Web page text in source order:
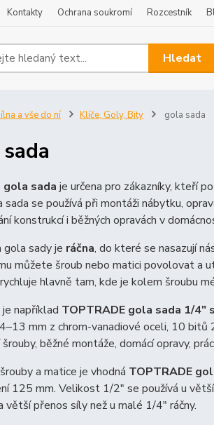
Kontakty Ochrana soukromí Rozcestník
Hledat
a vše do ní Klíče, Goly, Bity gola sada
gola sada je určena pro zákazníky, kteří
sada se používá při montáži nábytku,
konstrukcí i běžných opravách v
gola sady je ráčna, do které se nasazují
můžete šroub nebo matici povolovat a
hlavně tam, kde je kolem šroubu
například TOPTRADE gola sada 1/4″
mm z chrom-vanadiové oceli, 10 bitů
běžné montáže, domácí opravy,
a matice je vhodná TOPTRADE
125 mm. Velikost 1/2″ se používá u
větší přenos síly než u malé 1/4″ ráčny.